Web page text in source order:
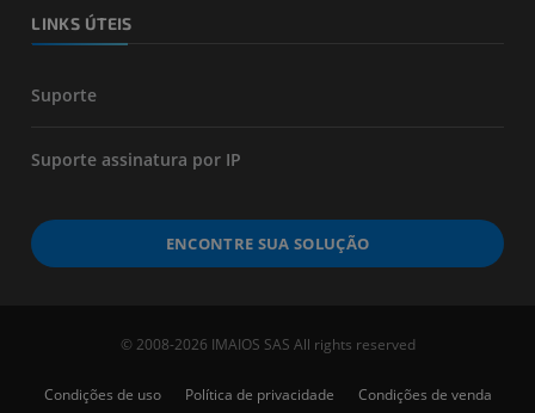
LINKS ÚTEIS
Suporte
Suporte assinatura por IP
ENCONTRE SUA SOLUÇÃO
© 2008-2026 IMAIOS SAS All rights reserved
Condições de uso Política de privacidade Condições de venda